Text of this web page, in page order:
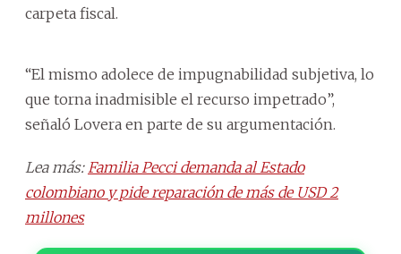
carpeta fiscal.
“El mismo adolece de impugnabilidad subjetiva, lo
que torna inadmisible el recurso impetrado”,
señaló Lovera en parte de su argumentación.
Lea más: Familia Pecci demanda al Estado
colombiano y pide reparación de más de USD 2
millones